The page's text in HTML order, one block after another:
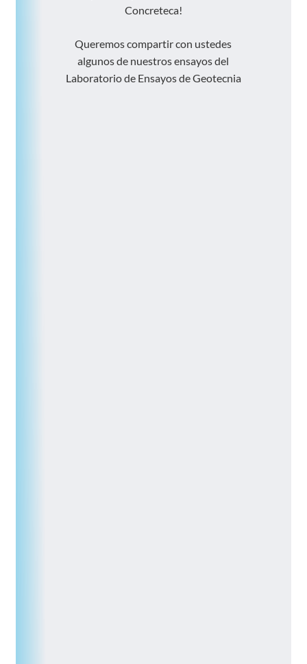
Concreteca!
Queremoscompartircon ustedes
algunosde nuestrosensayosdel
Laboratoriode EnsayosdeGeotecnia